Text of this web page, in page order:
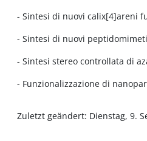
- Sintesi di nuovi calix[4]areni
- Sintesi di nuovi
- Sintesi stereo controllata di
- Funzionalizzazione di
Zuletzt geändert: Dienstag, 9.